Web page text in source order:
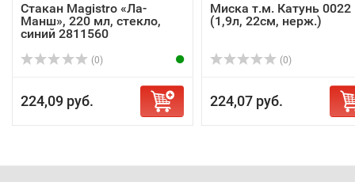
Стакан Magistro «Ла-
Манш», 220 мл, стекло,
синий 2811560
(0)
224,09 руб.
Миска т.м. Катунь 0022
(1,9л, 22см, нерж.)
(0)
224,07 руб.